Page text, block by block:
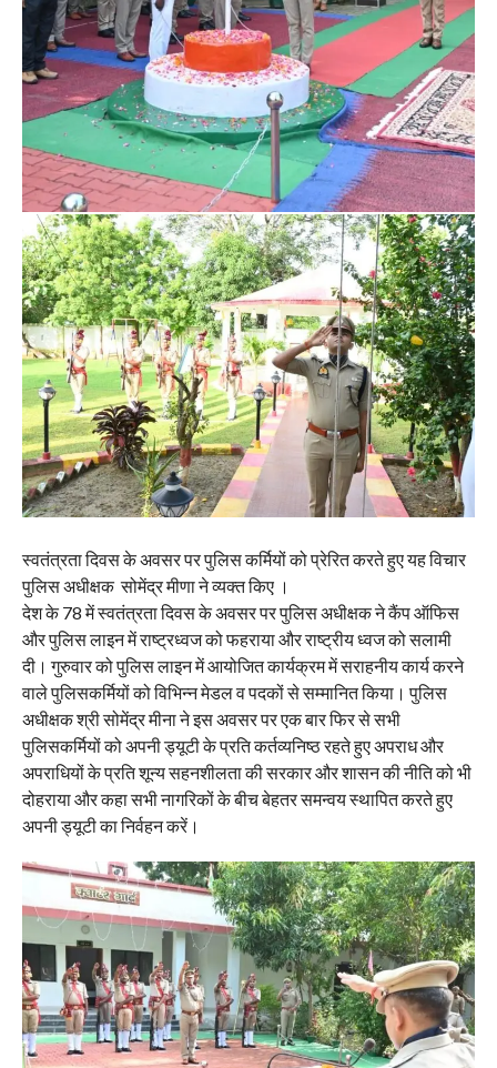
स्वतंत्रता दिवस के अवसर पर पुलिस कर्मियों को प्रेरित करते हुए यह विचार
पुलिस अधीक्षक सोमेंद्र मीणा ने व्यक्त किए ।
देश के 78 में स्वतंत्रता दिवस के अवसर पर पुलिस अधीक्षक ने कैंप ऑफिस
और पुलिस लाइन में राष्ट्रध्वज को फहराया और राष्ट्रीय ध्वज को सलामी
दी। गुरुवार को पुलिस लाइन में आयोजित कार्यक्रम में सराहनीय कार्य करने
वाले पुलिसकर्मियों को विभिन्न मेडल व पदकों से सम्मानित किया। पुलिस
अधीक्षक श्री सोमेंद्र मीना ने इस अवसर पर एक बार फिर से सभी
पुलिसकर्मियों को अपनी ड्यूटी के प्रति कर्तव्यनिष्ठ रहते हुए अपराध और
अपराधियों के प्रति शून्य सहनशीलता की सरकार और शासन की नीति को भी
दोहराया और कहा सभी नागरिकों के बीच बेहतर समन्वय स्थापित करते हुए
अपनी ड्यूटी का निर्वहन करें।